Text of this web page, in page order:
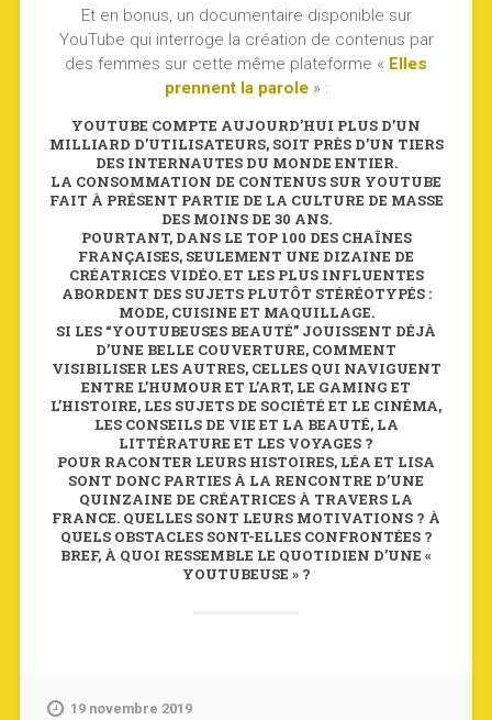
Et en bonus, un documentaire disponible sur
YouTube qui interroge la création de contenus par
des femmes sur cette même plateforme « Elles
prennent la parole» :
YOUTUBE COMPTE AUJOURD’HUI PLUS D’UN
MILLIARD D’UTILISATEURS, SOIT PRÈS D’UN TIERS
DES INTERNAUTES DU MONDE ENTIER.
LA CONSOMMATION DE CONTENUS SUR YOUTUBE
FAIT À PRÉSENT PARTIE DE LA CULTURE DE MASSE
DES MOINS DE 30 ANS.
POURTANT, DANS LE TOP 100 DES CHAÎNES
FRANÇAISES, SEULEMENT UNE DIZAINE DE
CRÉATRICES VIDÉO. ET LES PLUS INFLUENTES
ABORDENT DES SUJETS PLUTÔT STÉRÉOTYPÉS :
MODE, CUISINE ET MAQUILLAGE.
SI LES “YOUTUBEUSES BEAUTÉ” JOUISSENT DÉJÀ
D’UNE BELLE COUVERTURE, COMMENT
VISIBILISER LES AUTRES, CELLES QUI NAVIGUENT
ENTRE L’HUMOUR ET L’ART, LE GAMING ET
L’HISTOIRE, LES SUJETS DE SOCIÉTÉ ET LE CINÉMA,
LES CONSEILS DE VIE ET LA BEAUTÉ, LA
LITTÉRATURE ET LES VOYAGES ?
POUR RACONTER LEURS HISTOIRES, LÉA ET LISA
SONT DONC PARTIES À LA RENCONTRE D’UNE
QUINZAINE DE CRÉATRICES À TRAVERS LA
FRANCE. QUELLES SONT LEURS MOTIVATIONS ? À
QUELS OBSTACLES SONT-ELLES CONFRONTÉES ?
BREF, À QUOI RESSEMBLE LE QUOTIDIEN D’UNE «
YOUTUBEUSE » ?
19 novembre 2019